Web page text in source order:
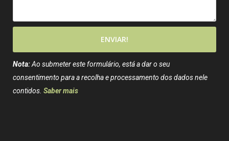
ENVIAR!
Nota:Ao submeter este formulário, está a dar o seu
consentimento para a recolha e processamento dos dados nele
contidos. Saber mais